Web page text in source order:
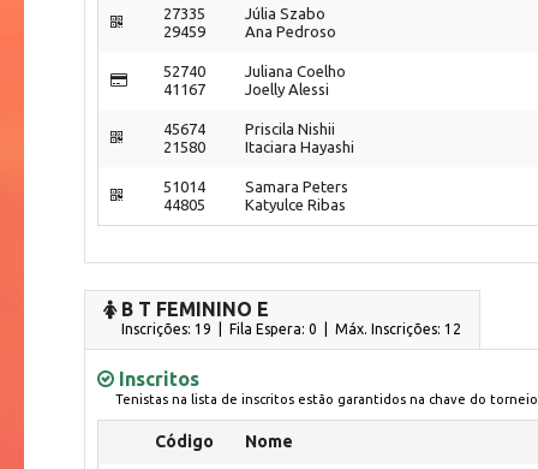
27335
29459
Júlia Szabo
Ana Pedroso
52740
41167
Juliana Coelho
Joelly Alessi
45674
21580
Priscila Nishii
Itaciara Hayashi
51014
44805
Samara Peters
Katyulce Ribas
B T FEMININO E
Inscrições: 19 | Fila Espera: 0 | Máx. Inscrições: 12
Inscritos
Tenistas na lista de inscritos estão garantidos na chave do torneio
Código Nome